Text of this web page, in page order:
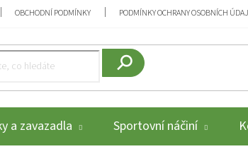
OBCHODNÍ PODMÍNKY PODMÍNKY OCHRANY OSOBNÍCH
a zavazadla Sportovní náčiní